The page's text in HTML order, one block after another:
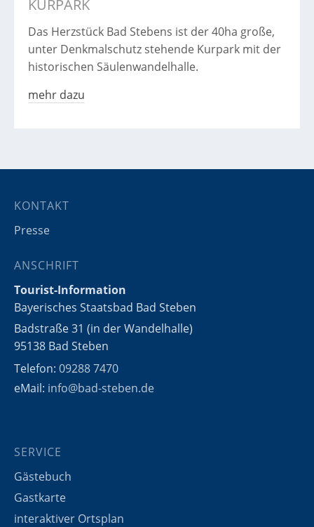
KURPARK
Das Herzstück Bad Stebens ist der 40ha große,
unter Denkmalschutz stehende Kurpark mit der
historischen Säulenwandelhalle.
mehr dazu
KONTAKT
Presse
ANSCHRIFT
Tourist-Information
Bayerisches Staatsbad Bad Steben
Badstraße 31 (in der Wandelhalle)
95138 Bad Steben
Telefon: 09288 7470
eMail: info@bad-steben.de
SERVICE
Gästebuch
Gastkarte
interaktiver Ortsplan